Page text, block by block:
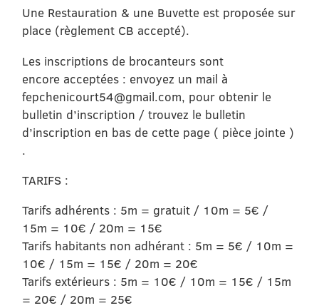
Une Restauration & une Buvette est proposée sur
place (règlement CB accepté).
Les inscriptions de brocanteurs sont
encore acceptées : envoyez un mail à
fepchenicourt54@gmail.com, pour obtenir le
bulletin d’inscription / trouvez le bulletin
d’inscription en bas de cette page ( pièce jointe )
.
TARIFS :
Tarifs adhérents : 5m = gratuit / 10m = 5€ /
15m = 10€ / 20m = 15€
Tarifs habitants non adhérant : 5m = 5€ / 10m =
10€ / 15m = 15€ / 20m = 20€
Tarifs extérieurs : 5m = 10€ / 10m = 15€ / 15m
= 20€ / 20m = 25€